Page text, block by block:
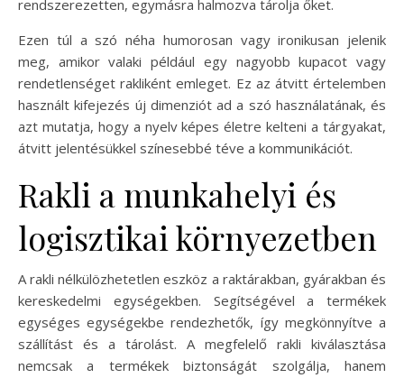
rendszerezetten, egymásra halmozva tárolja őket.
Ezen túl a szó néha humorosan vagy ironikusan jelenik
meg, amikor valaki például egy nagyobb kupacot vagy
rendetlenséget rakliként emleget. Ez az átvitt értelemben
használt kifejezés új dimenziót ad a szó használatának, és
azt mutatja, hogy a nyelv képes életre kelteni a tárgyakat,
átvitt jelentésükkel színesebbé téve a kommunikációt.
Rakli a munkahelyi és
logisztikai környezetben
A rakli nélkülözhetetlen eszköz a raktárakban, gyárakban és
kereskedelmi egységekben. Segítségével a termékek
egységes egységekbe rendezhetők, így megkönnyítve a
szállítást és a tárolást. A megfelelő rakli kiválasztása
nemcsak a termékek biztonságát szolgálja, hanem